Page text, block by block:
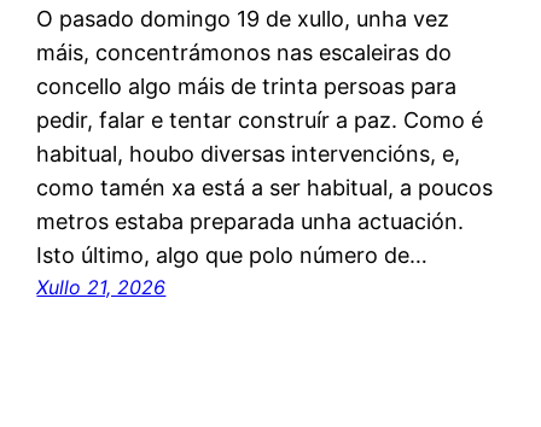
O pasado domingo 19 de xullo, unha vez
máis, concentrámonos nas escaleiras do
concello algo máis de trinta persoas para
pedir, falar e tentar construír a paz. Como é
habitual, houbo diversas intervencións, e,
como tamén xa está a ser habitual, a poucos
metros estaba preparada unha actuación.
Isto último, algo que polo número de…
Xullo 21, 2026